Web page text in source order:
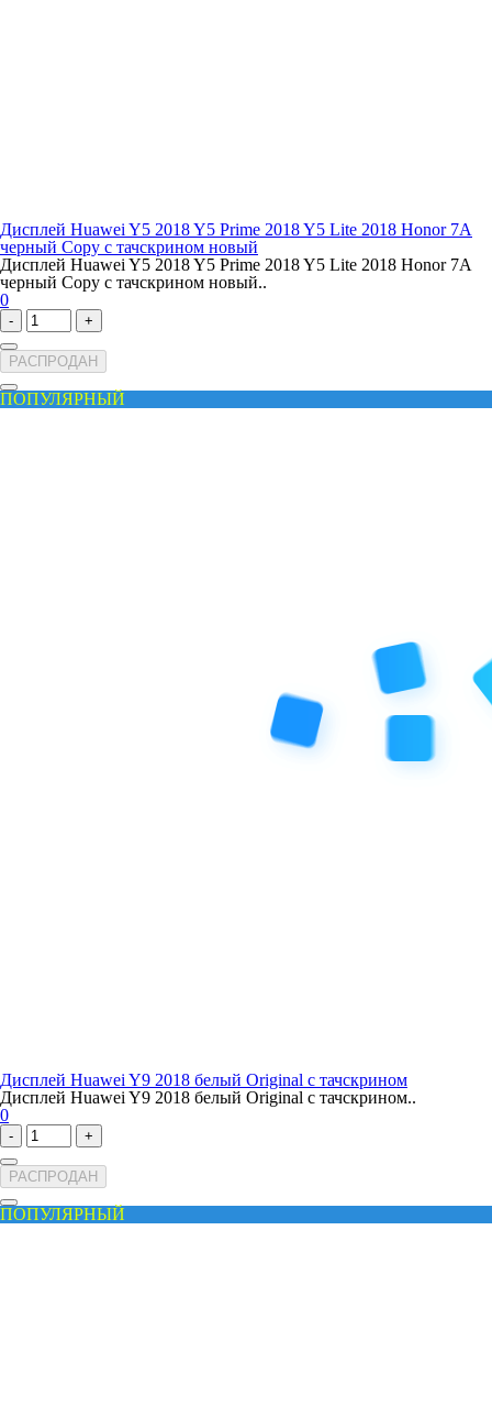
Дисплей Huawei Y5 2018 Y5 Prime 2018 Y5 Lite 2018 Honor 7A
черный Copy с тачскрином новый
Дисплей Huawei Y5 2018 Y5 Prime 2018 Y5 Lite 2018 Honor 7A
черный Copy с тачскрином новый..
0
- +
РАСПРОДАН
ПОПУЛЯРНЫЙ
Дисплей Huawei Y9 2018 белый Original с тачскрином
Дисплей Huawei Y9 2018 белый Original с тачскрином..
0
- +
РАСПРОДАН
ПОПУЛЯРНЫЙ